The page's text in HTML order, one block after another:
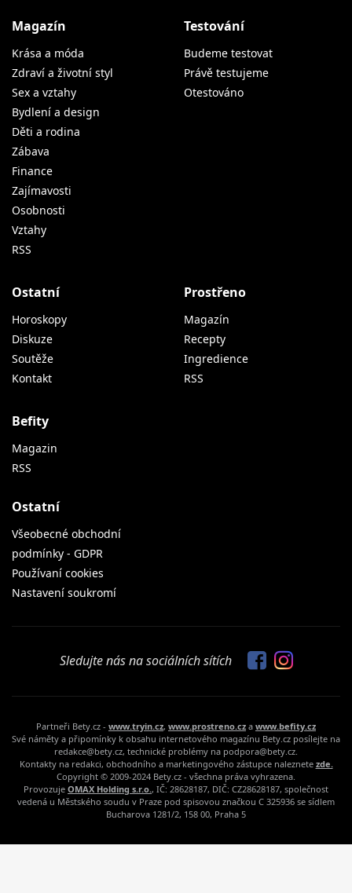
Magazín
Krása a móda
Zdraví a životní styl
Sex a vztahy
Bydlení a design
Děti a rodina
Zábava
Finance
Zajímavosti
Osobnosti
Vztahy
RSS
Testování
Budeme testovat
Právě testujeme
Otestováno
Ostatní
Horoskopy
Diskuze
Soutěže
Kontakt
Prostřeno
Magazín
Recepty
Ingredience
RSS
Befity
Magazin
RSS
Ostatní
Všeobecné obchodní
podmínky - GDPR
Používaní cookies
Nastavení soukromí
Sledujte nás na sociálních sítích
Partneři Bety.cz - www.tryin.cz, www.prostreno.cz a www.befity.cz
Své náměty a připomínky k obsahu internetového magazínu Bety.cz posílejte na
redakce@bety.cz, technické problémy na podpora@bety.cz.
Kontakty na redakci, obchodního a marketingového zástupce naleznete zde.
Copyright © 2009-2024 Bety.cz - všechna práva vyhrazena.
Provozuje OMAX Holding s.r.o., IČ: 28628187, DIČ: CZ28628187, společnost
vedená u Městského soudu v Praze pod spisovou značkou C 325936 se sídlem
Bucharova 1281/2, 158 00, Praha 5